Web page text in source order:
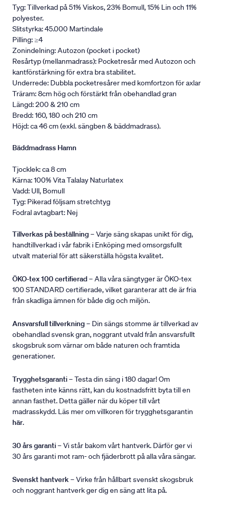
Tyg: Tillverkad på 51% Viskos, 23% Bomull, 15% Lin och 11%
polyester.
Slitstyrka: 45.000 Martindale
Pilling: ≥4
Zonindelning: Autozon (pocket i pocket)
Resårtyp (mellanmadrass): Pocketresår med Autozon och
kantförstärkning för extra bra stabilitet.
Underrede: Dubbla pocketresårer med komfortzon för axlar
Träram: 8cm hög och förstärkt från obehandlad gran
Längd: 200 & 210 cm
Bredd: 160, 180 och 210 cm
Höjd: ca 46 cm (exkl. sängben & bäddmadrass).
Bäddmadrass Hamn
Tjocklek: ca 8 cm
Kärna: 100% Vita Talalay Naturlatex
Vadd: Ull, Bomull
Tyg: Pikerad följsam stretchtyg
Fodral avtagbart: Nej
Tillverkas på beställning– Varje säng skapas unikt för dig,
handtillverkad i vår fabrik i Enköping med omsorgsfullt
utvalt material för att säkerställa högsta kvalitet.
ÖKO-tex 100 certifierad– Alla våra sängtyger är ÖKO-tex
100 STANDARD certifierade, vilket garanterar att de är fria
från skadliga ämnen för både dig och miljön.
Ansvarsfull tillverkning– Din sängs stomme är tillverkad av
obehandlad svensk gran, noggrant utvald från ansvarsfullt
skogsbruk som värnar om både naturen och framtida
generationer.
Trygghetsgaranti– Testa din säng i 180 dagar! Om
fastheten inte känns rätt, kan du kostnadsfritt byta till en
annan fasthet. Detta gäller när du köper till vårt
madrasskydd. Läs mer om villkoren för trygghetsgarantin
här.
30 års garanti– Vi står bakom vårt hantverk. Därför ger vi
30 års garanti mot ram- och fjäderbrott på alla våra sängar.
Svenskt hantverk– Virke från hållbart svenskt skogsbruk
och noggrant hantverk ger dig en säng att lita på.